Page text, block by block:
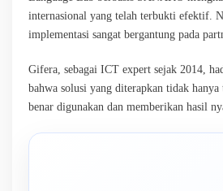
internasional yang telah terbukti efektif.
implementasi sangat bergantung pada
Gifera, sebagai ICT expert sejak 2014,
bahwa solusi yang diterapkan tidak hanya
benar digunakan dan memberikan hasil